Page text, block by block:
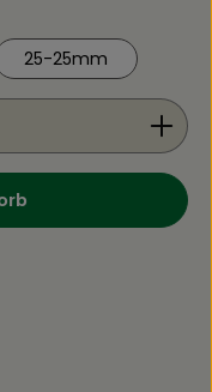
25-25mm
Wert